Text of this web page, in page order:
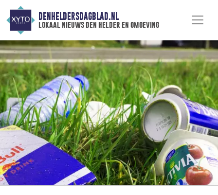
DENHELDERSDAGBLAD.NL
lokaal nieuws den helder en omgeving